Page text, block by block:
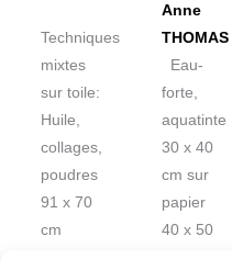
Techniques
mixtes
sur toile:
Huile,
collages,
poudres
91 x 70
cm
Anne
THOMAS
Eau-
forte,
aquatinte
30 x 40
cm sur
papier
40 x 50